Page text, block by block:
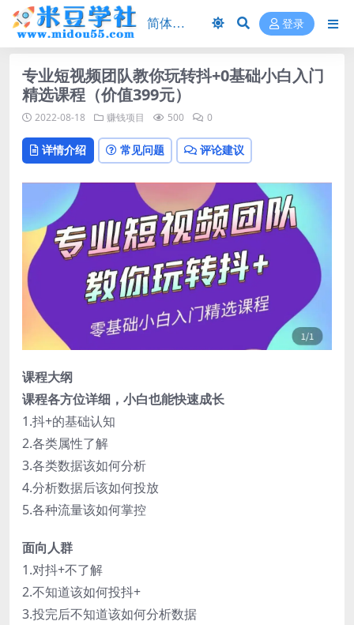
登录
专业短视频团队教你玩转抖+0基础小白入门
精选课程（价值399元）
2022-08-18 赚钱项目 500 0
详情介绍 常见问题 评论建议
课程大纲
课程各方位详细，小白也能快速成长
1.抖+的基础认知
2.各类属性了解
3.各类数据该如何分析
4.分析数据后该如何投放
5.各种流量该如何掌控
面向人群
1.对抖+不了解
2.不知道该如何投抖+
3.投完后不知道该如何分析数据